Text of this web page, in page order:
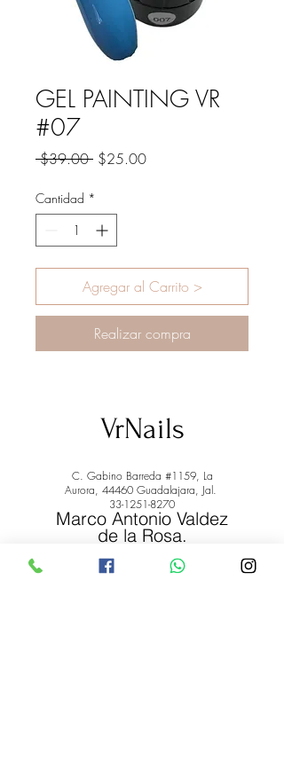
GEL PAINTING VR
#07
$39.00 Precio
$25.00Precio
Cantidad *
Agregar al Carrito >
Realizar compra
VrNails
C. Gabino Barreda #1159, La
Aurora, 44460 Guadalajara, Jal.
33-1251-8270
Marco Antonio Valdez
de la Rosa.